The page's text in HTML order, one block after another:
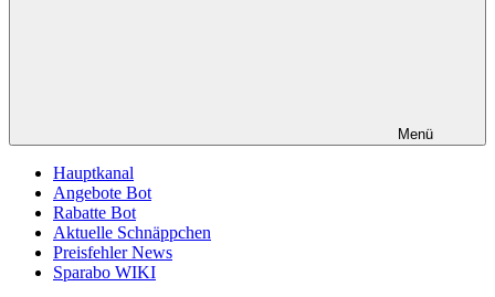
Menü
Hauptkanal
Angebote Bot
Rabatte Bot
Aktuelle Schnäppchen
Preisfehler News
Sparabo WIKI